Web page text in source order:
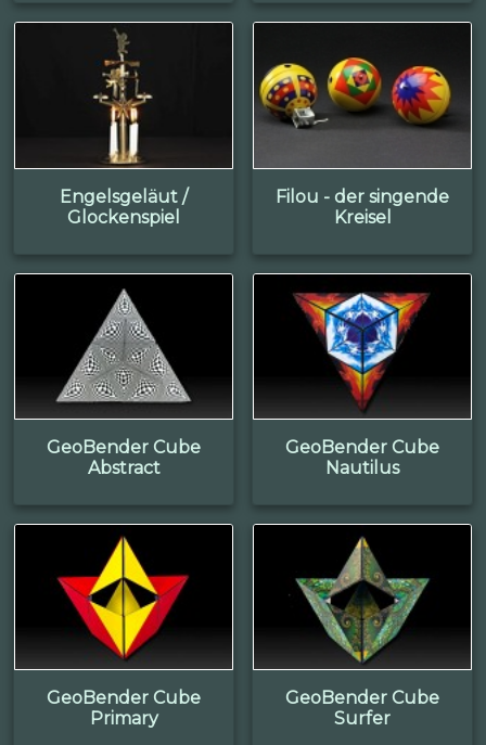
Engelsgeläut /
Glockenspiel
Filou - der singende
Kreisel
GeoBender Cube
Abstract
GeoBender Cube
Nautilus
GeoBender Cube
Primary
GeoBender Cube
Surfer